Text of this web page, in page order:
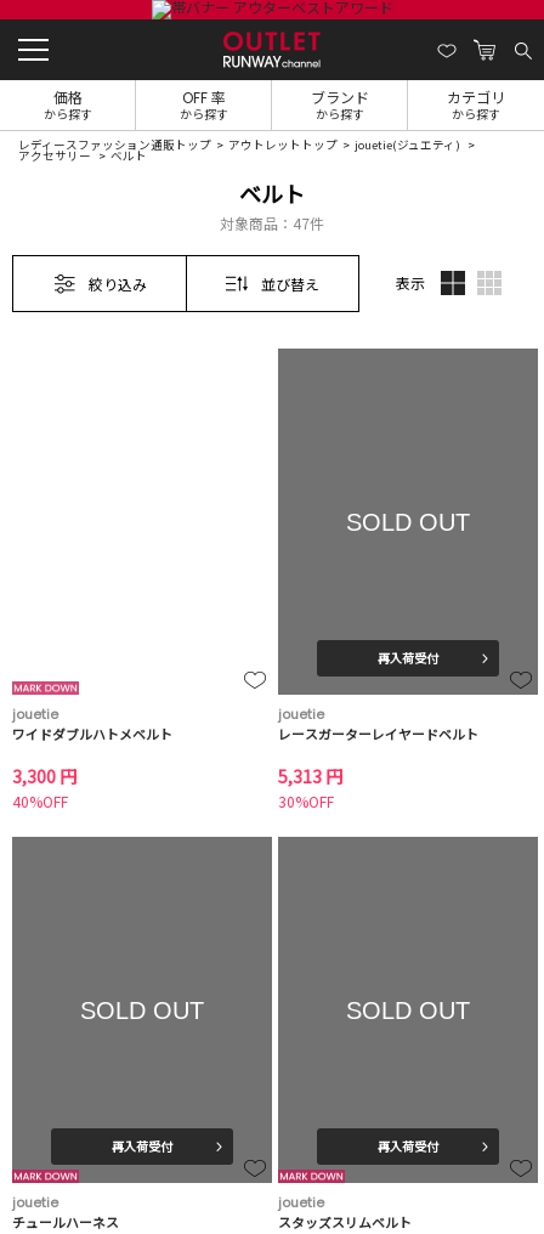
価格
から探す
OFF 率
から探す
ブランド
から探す
カテゴリ
から探す
レディースファッション通販トップ アウトレットトップ jouetie(ジュエティ)
アクセサリー ベルト
ベルト
対象商品： 47件
絞り込み 並び替え 表示
jouetie
ワイドダブルハトメベルト
3,300 円
40%OFF
SOLD OUT
再入荷受付
jouetie
レースガーターレイヤードベルト
5,313 円
30%OFF
SOLD OUT
再入荷受付
jouetie
チュールハーネス
SOLD OUT
再入荷受付
jouetie
スタッズスリムベルト